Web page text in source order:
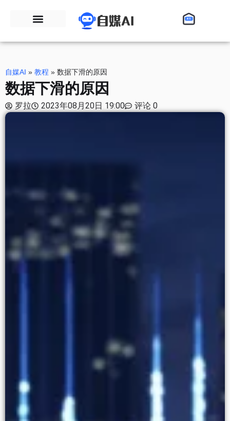
自媒AI » 教程 » 数据下滑的原因
数据下滑的原因
罗拉 2023年08月20日 19:00 评论 0